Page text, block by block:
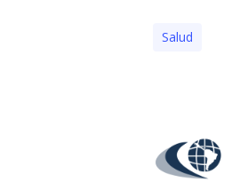
Salud